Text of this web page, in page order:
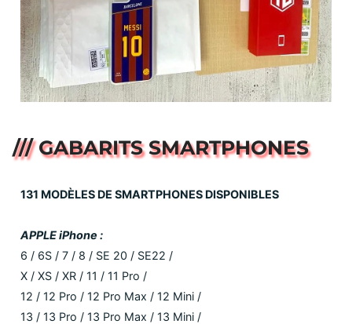
/// GABARITS SMARTPHONES
131 MODÈLES DE SMARTPHONES DISPONIBLES
APPLE iPhone :
6 / 6S / 7 / 8 / SE 20 / SE22 /
X / XS / XR / 11 / 11 Pro /
12 / 12 Pro / 12 Pro Max / 12 Mini /
13 / 13 Pro / 13 Pro Max / 13 Mini /